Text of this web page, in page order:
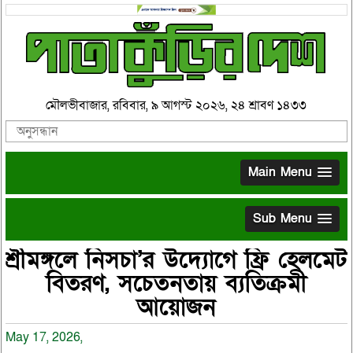
মৌলভীবাজার, রবিবার, ৯ আগস্ট ২০২৬, ২৪ শ্রাবণ ১৪৩৩
Main Menu
Sub Menu
শ্রীমঙ্গলে নিসচা’র উদ্যোগে ফ্রি হেলমেট
বিতরণ, সচেতনতায় ব্যতিক্রমী
আয়োজন
May 17, 2026,